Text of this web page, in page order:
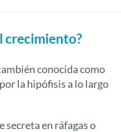
crecimiento?
conocida como
la hipófisis a lo largo
secreta en ráfagas o